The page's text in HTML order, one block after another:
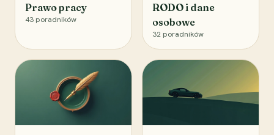
Prawo pracy
43 poradników
RODO i dane
osobowe
32 poradników